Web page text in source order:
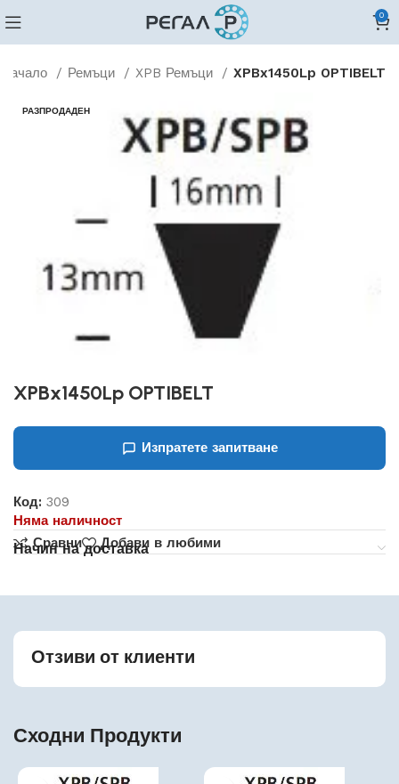
0
Начало Ремъци XPB Ремъци XPBx1450Lp OPTIBELT
РАЗПРОДАДЕН
XPBx1450Lp OPTIBELT
Изпратете запитване
Код:309
Няма наличност
Сравни
Добави в любими
Начин на доставка
Отзиви от клиенти
Сходни Продукти